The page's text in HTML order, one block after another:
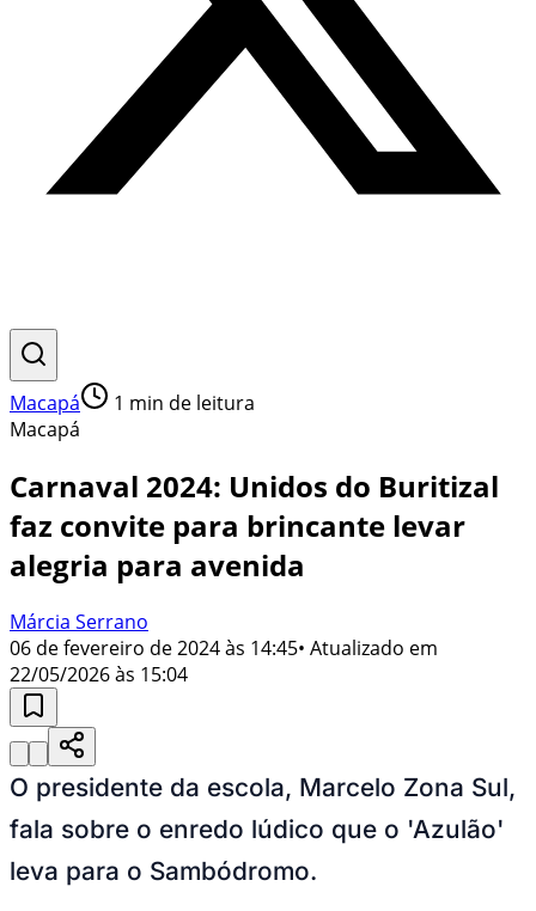
Macapá 1 min de leitura
Macapá
Carnaval 2024: Unidos do Buritizal
faz convite para brincante levar
alegria para avenida
Márcia Serrano
06 de fevereiro de 2024 às 14:45• Atualizado em
22/05/2026 às 15:04
O presidente da escola, Marcelo Zona Sul,
fala sobre o enredo lúdico que o 'Azulão'
leva para o Sambódromo.